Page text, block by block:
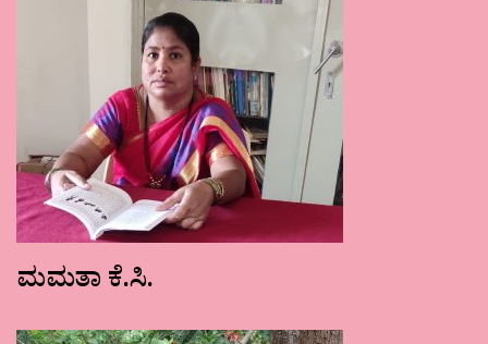
ಮಮತಾ ಕೆ.ಸಿ.